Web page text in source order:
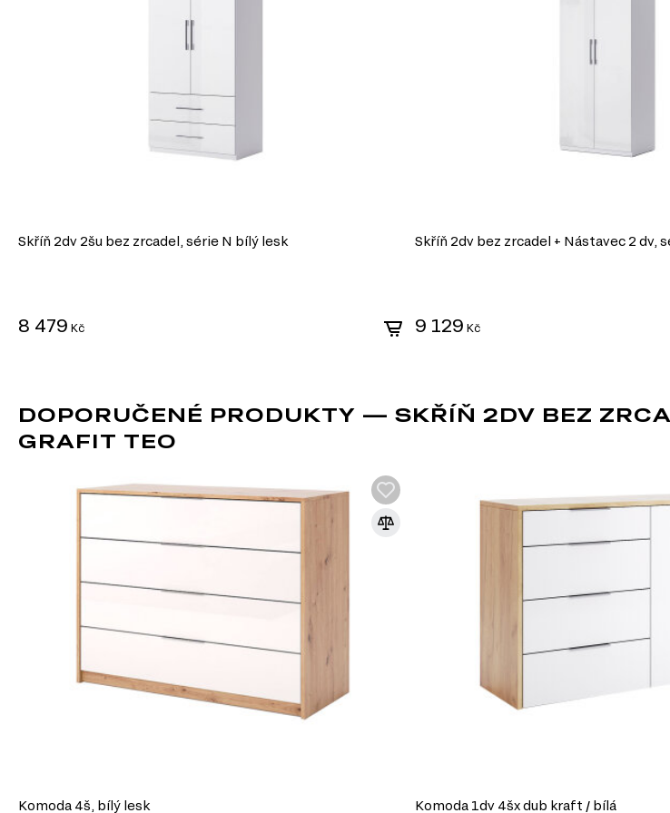
DTD je praktickým a ekonomickým řešením v nábytkářské výrobě, které umožňuje
vytvářet jak standardní, tak jedinečné designové produkty.
Skříň 2dv 2šu bez zrcadel, série N bílý lesk
8 479 Kč
Skříň 2dv bez zrcadel + Nástavec 2 dv,
9 129 Kč
DOPORUČENÉ PRODUKTY — SKŘÍŇ 2DV BEZ
GRAFIT TEO
Komoda 4š, bílý lesk Komoda 1dv 4šx dub kraft / bílá